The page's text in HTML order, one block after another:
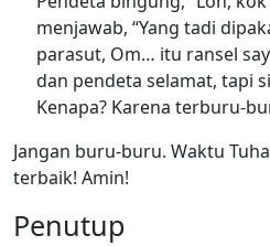
menjawab, “Yang tadi
parasut, Om… itu ransel
dan pendeta selamat, tapi
Kenapa? Karena terburu-
Jangan buru-buru. Waktu
terbaik! Amin!
Penutup